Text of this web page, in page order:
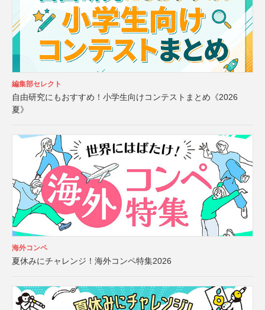
編集部セレクト
自由研究にもおすすめ！小学生向けコンテストまとめ《2026
夏》
海外コンペ
夏休みにチャレンジ！海外コンペ特集2026